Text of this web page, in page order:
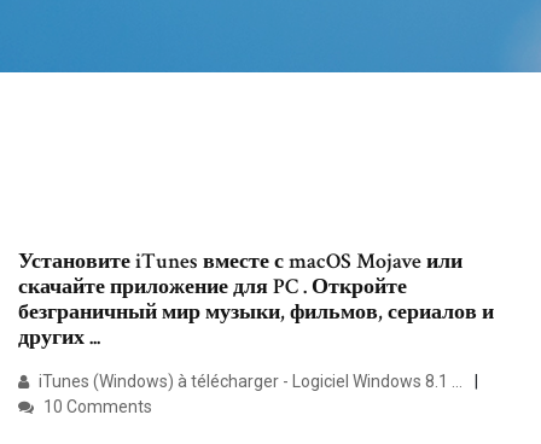
Установите iTunes вместе с macOS Mojave или
скачайте приложение для PC . Откройте
безграничный мир музыки, фильмов, сериалов и
других ...
iTunes (Windows) à télécharger - Logiciel Windows 8.1 ...
10 Comments